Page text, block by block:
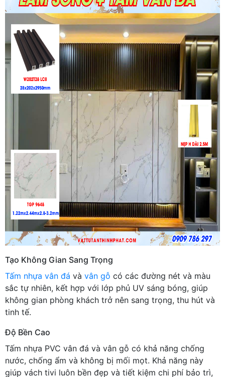
Tạo Không Gian Sang Trọng
Tấm nhựa vân đá và vân gỗ có các đường nét và màu
sắc tự nhiên, kết hợp với lớp phủ UV sáng bóng, giúp
không gian phòng khách trở nên sang trọng, thu hút và
tinh tế.
Độ Bền Cao
Tấm nhựa PVC vân đá và vân gỗ có khả năng chống
nước, chống ẩm và không bị mối mọt. Khả năng này
giúp vách tivi luôn bền đẹp và tiết kiệm chi phí bảo trì,